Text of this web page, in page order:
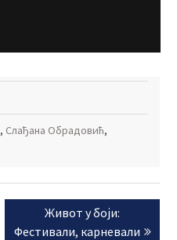
, Слађана Обрадовић,
Next
post:
Живот у боји:
Фестивали, карневали